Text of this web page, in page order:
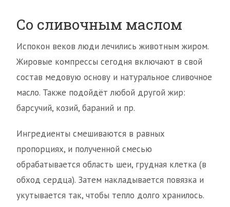
Со сливочным маслом
Испокон веков люди лечились животным жиром.
Жировые компрессы сегодня включают в свой
состав медовую основу и натуральное сливочное
масло. Также подойдёт любой другой жир:
барсучий, козий, бараний и пр.
Ингредиенты смешиваются в равных
пропорциях, и полученной смесью
обрабатывается область шеи, грудная клетка (в
обход сердца). Затем накладывается повязка и
укутывается так, чтобы тепло долго хранилось.